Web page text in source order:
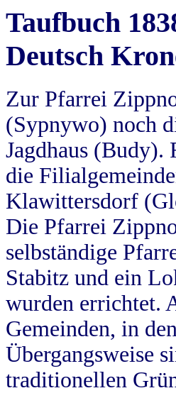
Taufbuch
Deutsch
Zur Pfarrei
(Sypnywo) noch
Jagdhaus (Budy).
die
Klawittersdorf
Die Pfarrei
selbständige
Stabitz und ein
wurden errichtet.
Gemeinden, in
Übergangsweise
traditionellen